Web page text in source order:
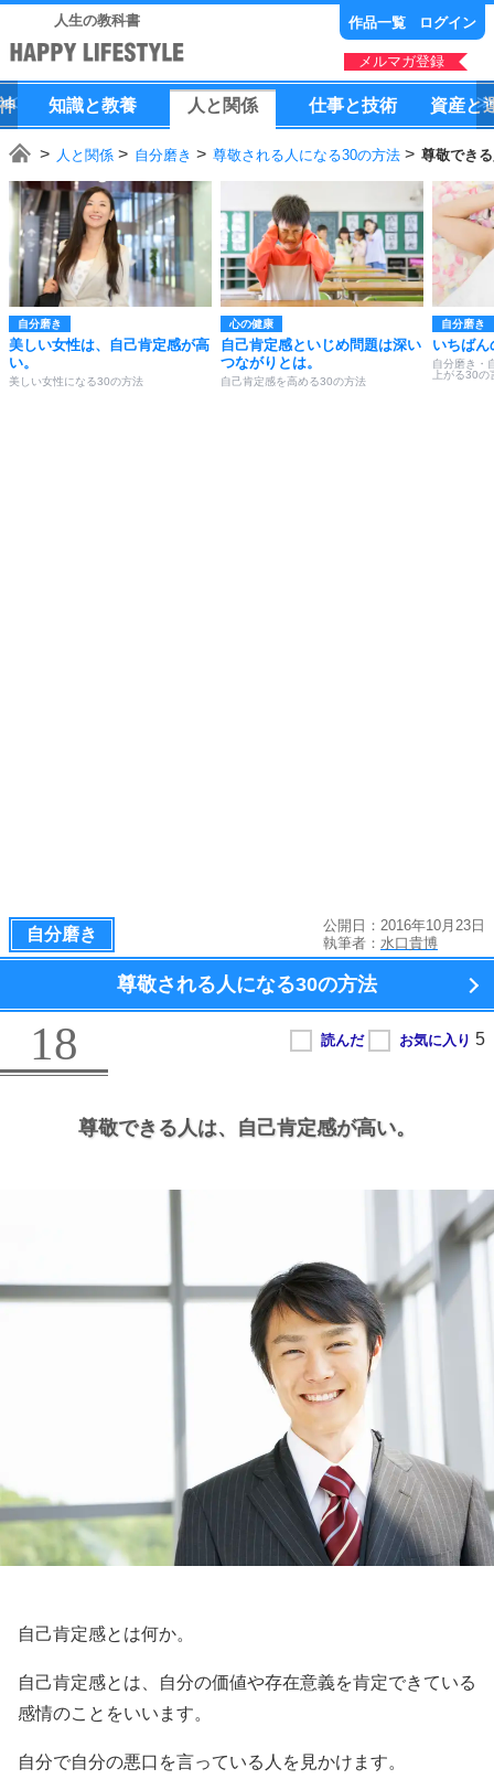
人生の教科書 作品一覧 ログイン
メルマガ登録
知識と教養 人 と 関係 仕事と技術 資産と
人と関係 自分磨き 尊敬される人になる30の方法 尊敬でき
自分磨き
美しい女性は、自己肯定感が高
い。
美しい女性になる30の方法
心の健康
自己肯定感といじめ問題は深い
つながりとは。
自己肯定感を高める30の方法
自分磨き
いちばん
自分磨き・
上がる30の
自分磨き
公開日：2016年10月23日
執筆者： 水口貴博
尊敬される人になる30の方法
18
尊敬できる人は、 自己肯定感が高い。
自己肯定感とは何か。
自己肯定感とは、自分の価値や存在意義を肯定できている
感情のことをいいます。
自分で自分の悪口を言っている人を見かけます。